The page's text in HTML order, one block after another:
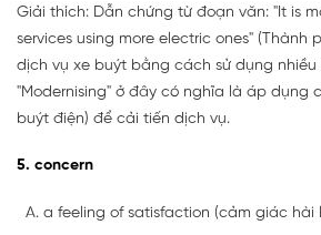
Giải thích: Dẫn chứng từ đoạn văn: "It is
services using more electric ones" (Thành
dịch vụ xe buýt bằng cách sử dụng nhiều
"Modernising" ở đây có nghĩa là áp dụng
buýt điện) để cải tiến dịch vụ.
5. concern
a feeling of satisfaction (cảm giác hài